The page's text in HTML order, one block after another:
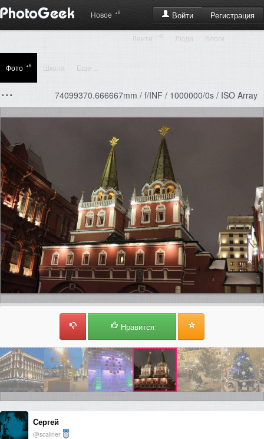
Войти Регистрация
Новое +8
Лента +43 Люди Блоги
Фото +8 Школа Еще ...
... 74099370.666667mm / f/INF / 1000000/0s / ISO Array
Нравится
Сергей
@scaliner